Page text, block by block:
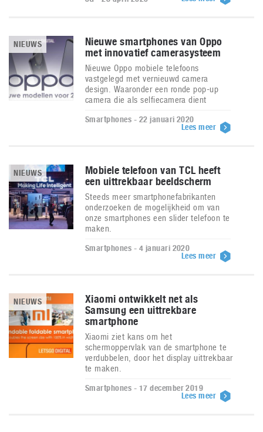
NIEUWS
Nieuwe smartphones van Oppo
met innovatief camerasysteem
Nieuwe Oppo mobiele telefoons
vastgelegd met vernieuwd camera
design. Waaronder een ronde pop-up
camera die als selfiecamera dient
Smartphones - 22 januari 2020
Lees meer
NIEUWS
Mobiele telefoon van TCL heeft
een uittrekbaar beeldscherm
Steeds meer smartphonefabrikanten
onderzoeken de mogelijkheid om van
onze smartphones een slider telefoon te
maken.
Smartphones - 4 januari 2020
Lees meer
NIEUWS
Xiaomi ontwikkelt net als
Samsung een uittrekbare
smartphone
Xiaomi ziet kans om het
schermoppervlak van de smartphone te
verdubbelen, door het display uittrekbaar
te maken.
Smartphones - 17 december 2019
Lees meer